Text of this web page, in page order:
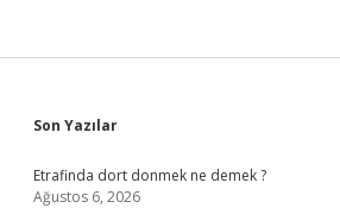
Sidebar
Son Yazılar
Etrafinda dort donmek ne demek ?
Ağustos 6, 2026